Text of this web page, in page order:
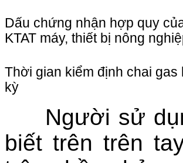
Dấu chứng nhận hợp quy
KTAT máy, thiết bị nông
Thời gian kiểm định chai
kỳ
Người sử
biết trên trên